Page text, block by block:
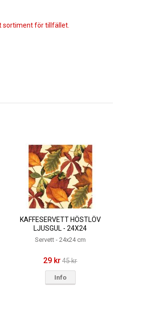
sortiment för tillfället.
KAFFESERVETT HÖSTLÖV
LJUSGUL - 24X24
Servett - 24x24 cm
29 kr 45 kr
Info